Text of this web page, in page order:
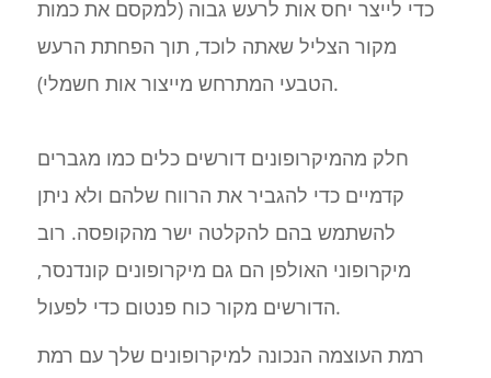
כדי לייצר יחס אות לרעש גבוה (למקסם את כמות
מקור הצליל שאתה לוכד, תוך הפחתת הרעש
הטבעי המתרחש מייצור אות חשמלי).
חלק מהמיקרופונים דורשים כלים כמו מגברים
קדמיים כדי להגביר את הרווח שלהם ולא ניתן
להשתמש בהם להקלטה ישר מהקופסה. רוב
מיקרופוני האולפן הם גם מיקרופונים קונדנסר,
הדורשים מקור כוח פנטום כדי לפעול.
רמת העוצמה הנכונה למיקרופונים שלך עם רמת